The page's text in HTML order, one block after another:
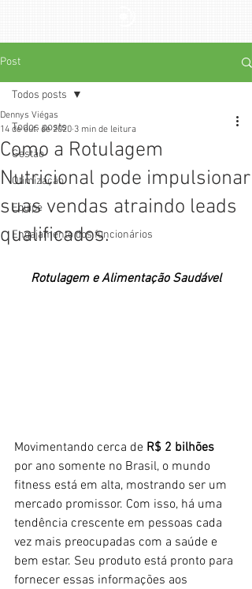
Post
Todos posts
Gestão
Otimização
Equipe
Engajamento dos funcionários
Todos posts
Como a Rotulagem
Nutricional pode impulsionar
suas vendas atraindo leads
qualificados.
Dennys Viégas
14 de out. de 2020 3 min de leitura
Rotulagem e Alimentação Saudável
Movimentando cerca de R$ 2 bilhões
por ano somente no Brasil, o mundo
fitness está em alta, mostrando ser um
mercado promissor. Com isso, há uma
tendência crescente em pessoas cada
vez mais preocupadas com a saúde e
bem estar. Seu produto está pronto para
fornecer essas informações aos